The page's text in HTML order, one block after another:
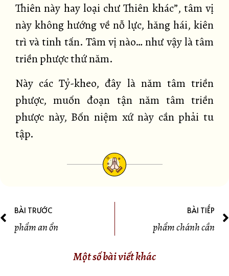
Thiên này hay loại chư Thiên khác”, tâm vị
này không hướng về nỗ lực, hăng hái, kiên
trì và tinh tấn. Tâm vị nào… như vậy là tâm
triền phược thứ năm.
Này các Tỷ-kheo, đây là năm tâm triền
phược, muốn đoạn tận năm tâm triền
phược này, Bốn niệm xứ này cần phải tu
tập.
BÀI TRƯỚC
phẩm an ổn
BÀI TIẾP
phẩm chánh cần
Một số bài viết khác